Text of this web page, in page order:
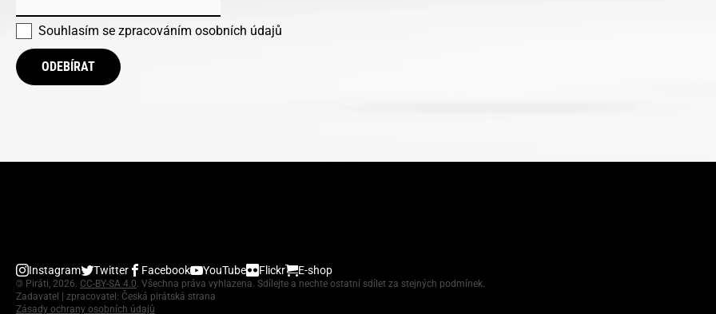
Souhlasím se zpracováním osobních údajů
ODEBÍRAT
Instagram Twitter Facebook YouTube Flickr E-shop
© Piráti, 2026. CC-BY-SA 4.0. Všechna práva vyhlazena. Sdílejte a nechte ostatní sdílet za stejných podmínek.
Zadavatel | zpracovatel: Česká pirátská strana
Zásady ochrany osobních údajů